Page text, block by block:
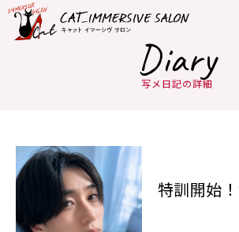
Diary
写メ日記の詳細
特訓開始